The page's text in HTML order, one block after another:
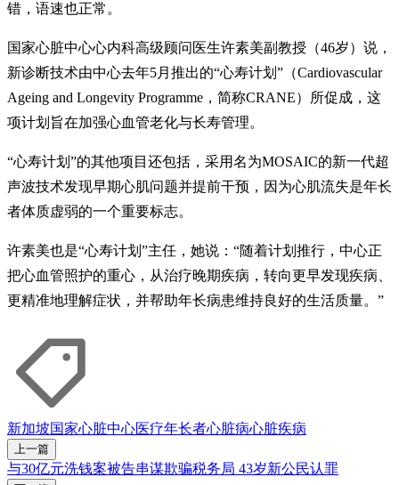
错，语速也正常。
国家心脏中心心内科高级顾问医生许素美副教授（46岁）说，
新诊断技术由中心去年5月推出的“心寿计划”（Cardiovascular
Ageing and Longevity Programme，简称CRANE）所促成，这
项计划旨在加强心血管老化与长寿管理。
“心寿计划”的其他项目还包括，采用名为MOSAIC的新一代超
声波技术发现早期心肌问题并提前干预，因为心肌流失是年长
者体质虚弱的一个重要标志。
许素美也是“心寿计划”主任，她说：“随着计划推行，中心正
把心血管照护的重心，从治疗晚期疾病，转向更早发现疾病、
更精准地理解症状，并帮助年长病患维持良好的生活质量。”
新加坡国家心脏中心医疗年长者心脏病心脏疾病
上一篇
与30亿元洗钱案被告串谋欺骗税务局 43岁新公民认罪